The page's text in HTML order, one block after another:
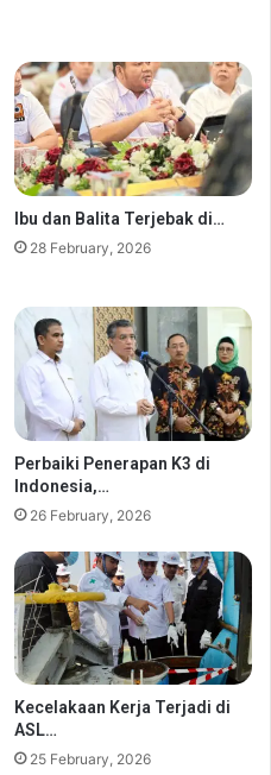
Ibu dan Balita Terjebak di…
28 February, 2026
Perbaiki Penerapan K3 di
Indonesia,…
26 February, 2026
Kecelakaan Kerja Terjadi di
ASL…
25 February, 2026